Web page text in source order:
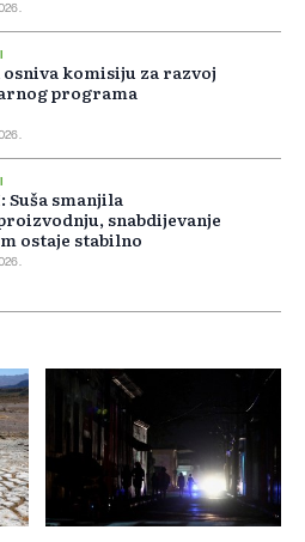
osniva komisiju za razvoj
programa
Suša smanjila
snabdijevanje
ostaje stabilno